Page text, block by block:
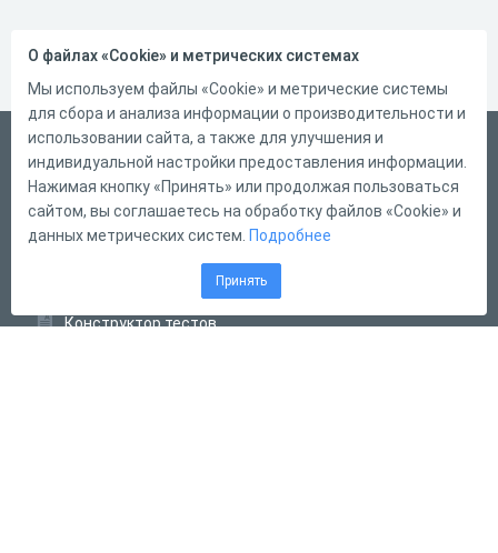
Русский
Справка
Форма обратной связи
Конструктор тестов
О файлах «Cookie» и метрических системах
Мы используем файлы «Cookie» и метрические системы
для сбора и анализа информации о производительности и
использовании сайта, а также для улучшения и
индивидуальной настройки предоставления информации.
Нажимая кнопку «Принять» или продолжая пользоваться
сайтом, вы соглашаетесь на обработку файлов «Cookie» и
данных метрических систем. Подробнее
Принять